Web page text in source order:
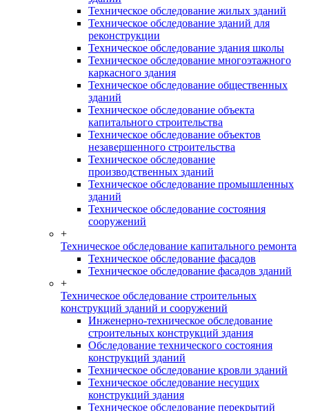
Техническое обследование жилых зданий
Техническое обследование зданий для
реконструкции
Техническое обследование здания школы
Техническое обследование многоэтажного
каркасного здания
Техническое обследование общественных
зданий
Техническое обследование объекта
капитального строительства
Техническое обследование объектов
незавершенного строительства
Техническое обследование
производственных зданий
Техническое обследование промышленных
зданий
Техническое обследование состояния
сооружений
+
Техническое обследование капитального ремонта
Техническое обследование фасадов
Техническое обследование фасадов зданий
+
Техническое обследование строительных
конструкций зданий и сооружений
Инженерно-техническое обследование
строительных конструкций здания
Обследование технического состояния
конструкций зданий
Техническое обследование кровли зданий
Техническое обследование несущих
конструкций здания
Техническое обследование перекрытий